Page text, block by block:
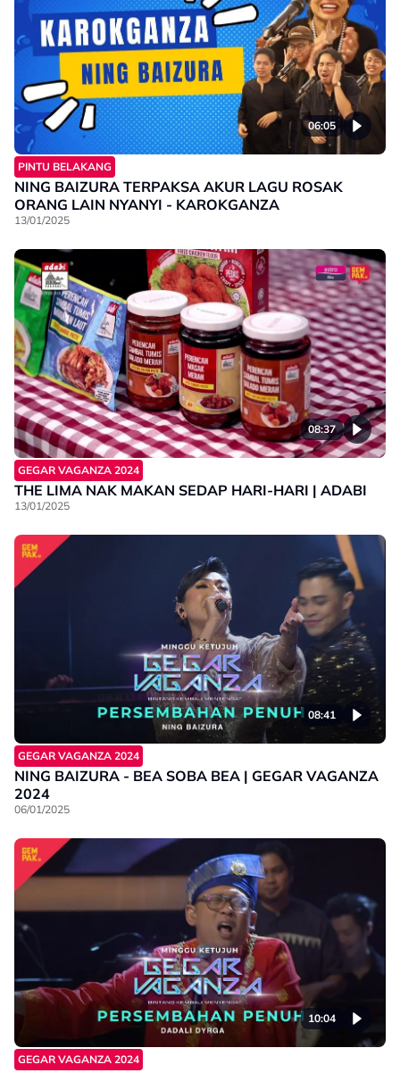
06:05
PINTU BELAKANG
NING BAIZURA TERPAKSA AKUR LAGU ROSAK
ORANG LAIN NYANYI - KAROKGANZA
13/01/2025
08:37
GEGAR VAGANZA 2024
THE LIMA NAK MAKAN SEDAP HARI-HARI | ADABI
13/01/2025
08:41
GEGAR VAGANZA 2024
NING BAIZURA - BEA SOBA BEA | GEGAR VAGANZA
2024
06/01/2025
10:04
GEGAR VAGANZA 2024